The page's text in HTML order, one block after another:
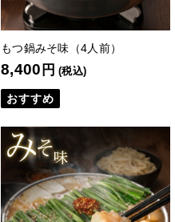
もつ鍋みそ味（4人前）
8,400 円 (税込)
おすすめ